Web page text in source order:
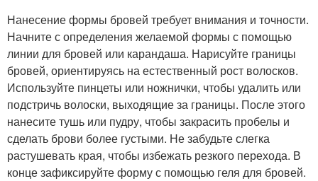
Нанесение формы бровей требует внимания и точности.
Начните с определения желаемой формы с помощью
линии для бровей или карандаша. Нарисуйте границы
бровей, ориентируясь на естественный рост волосков.
Используйте пинцеты или ножнички, чтобы удалить или
подстричь волоски, выходящие за границы. После этого
нанесите тушь или пудру, чтобы закрасить пробелы и
сделать брови более густыми. Не забудьте слегка
растушевать края, чтобы избежать резкого перехода. В
конце зафиксируйте форму с помощью геля для бровей.